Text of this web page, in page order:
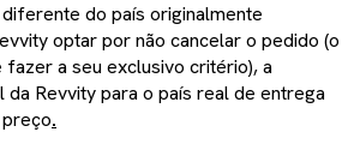
do país originalmente
optar por não cancelar o pedido (o
fazer a seu exclusivo critério), a
da Revvity para o país real de entrega
.